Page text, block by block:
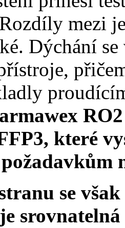
mezi
Dýchání
které
se